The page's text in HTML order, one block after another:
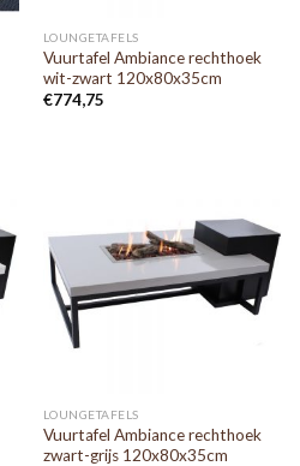
LOUNGETAFELS
Vuurtafel Ambiance rechthoek
wit-zwart 120x80x35cm
€774,75
LOUNGETAFELS
Vuurtafel Ambiance rechthoek
zwart-grijs 120x80x35cm